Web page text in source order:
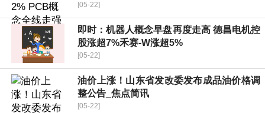
[05-22]
即时：机器人概念早盘再度走高 德昌电机控
股涨超7%禾赛-W涨超5%
[05-22]
油价上涨！山东省发改委发布成品油价格调
整公告_焦点简讯
[05-22]